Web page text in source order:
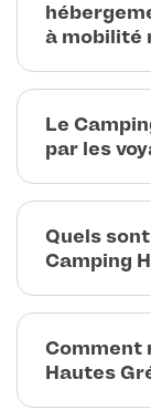
à mobilité
Le
par les
Quels
Camping
Comment
Hautes